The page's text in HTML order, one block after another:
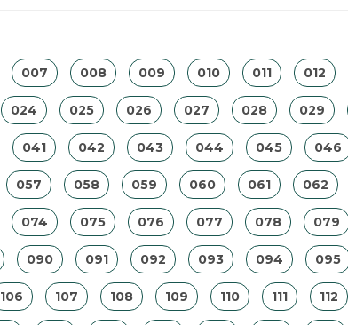
007 008 009 010 011 012
024 025 026 027 028 029
041 042 043 044 045 046
057 058 059 060 061 062
074 075 076 077 078 079
090 091 092 093 094 095
106 107 108 109 110 111 112